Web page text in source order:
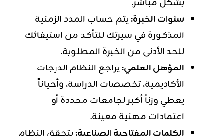
بشكل مباشر.
سنوات الخبرة:يتم حساب المدد الزمنية
المذكورة في سيرتك للتأكد من استيفائك
للحد الأدنى من الخبرة المطلوبة.
المؤهل العلمي:يراجع النظام الدرجات
الأكاديمية، تخصصات الدراسة، وأحياناً
يعطي وزناً أكبر لجامعات محددة أو
اعتمادات مهنية معينة.